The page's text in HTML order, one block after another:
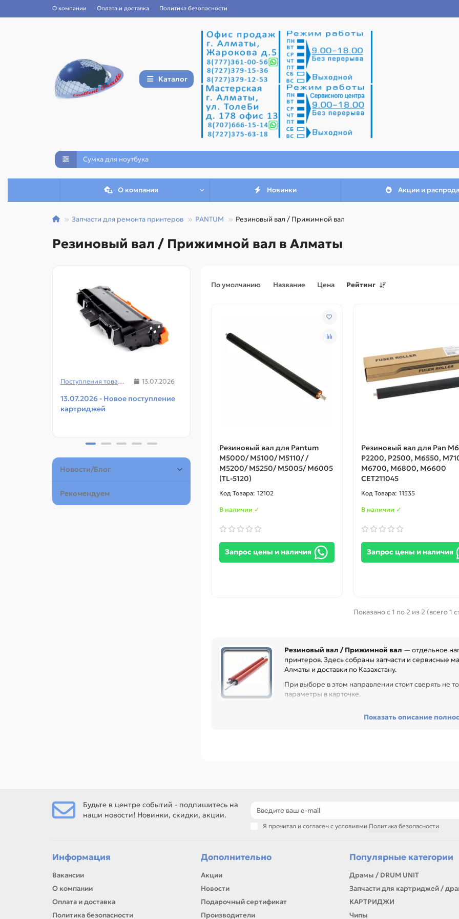
О компании Оплата и доставка Политика безопасности
Каталог
О компании Новинки Акции и
Запчасти для ремонта принтеров PANTUM Резиновый вал / Прижимной вал
Резиновый вал / Прижимной вал в Алматы
Поступления товаров 13.07.2026
13.07.2026 - Новое поступление
картриджей
08.07.2026
08.07.2026 - Новое поступление
Поступления товаров
23.06.2026 - Новое
Новости/Блог
Рекомендуем
По умолчанию Название Цена Рейтинг
Резиновый вал для Pantum
M5000/ M5100/ M5110/ /
M5200/ M5250/ M5005/ M6005
(TL-5120)
12102
В наличии ✓
Запрос цены и наличия
Резиновый вал для Pan
P2200, P2500, M6550,
M6700, M6800, M6600
CET211045
11535
В наличии ✓
Запрос цены и наличия
Показано с 1 по 2 из 2 (всего 1
Резиновый вал / Прижимной вал — отдельное
принтеров. Здесь собраны запчасти и сервисные
Алматы и доставки по Казахстану.
При выборе в этом направлении стоит сверять не
параметры в карточке.
восстановить технику и сократить простой оборудования, особенно
материалы для сервисных центров и офисов
самовывоз и доставка по Алматы, отправка по Казахстану
Показать описание
Будьте в центре событий - подпишитесь на
наши новости! Новинки, скидки, акции.
Я прочитал и согласен с условиями Политика безопасности
Информация
Вакансии
О компании
Оплата и доставка
Политика безопасности
Дополнительно
Акции
Новости
Подарочный сертификат
Производители
Популярные категории
Драмы / DRUM UNIT
Запчасти для картриджей /
КАРТРИДЖИ
Чипы